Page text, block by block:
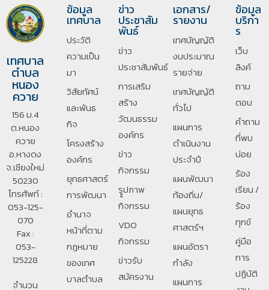
เทศบาล
ตำบล
หนอง
ควาย
156 ม.4
ต.หนอง
ควาย
อ.หางดง
จ.เชียงใหม่
50230
โทรศัพท์ :
053-125-
070
Fax :
053-
125228
จำนวน
ข้อมูล
เทศบาล
ประวัติ
ความเป็น
มา
วิสัยทัศน์
และพันธ
กิจ
โครงสร้าง
องค์กร
ยุทธศาสตร์
การพัฒนา
อํานาจ
หน้าที่ตาม
กฎหมาย
ของเทศ
บาลตําบล
ข่าว
ประชาสัม
พันธ์
ข่าว
ประชาสัมพันธ์
การเสริม
สร้าง
วัฒนธรรม
องค์กร
ข่าว
กิจกรรม
รููปภาพ
กิจกรรม
VDO
กิจกรรม
ข่าวรับ
สมัครงาน
เอกสาร/
รายงาน
เทศบัญญัติ
งบประมาณ
รายจ่าย
เทศบัญญัติ
ทั่วไป
แผนการ
ดำเนินงาน
ประจำปี
แผนพัฒนา
ท้องถิ่น/
แผนยุทธ
ศาสตร์ฯ
แผนอัตรา
กำลัง
แผนการ
ข้อมูล
บริกา
ร
เว็บ
ลิงค์
ถาม
ตอบ
คำถาม
ที่พบ
บ่อย
ร้อง
เรียน /
ร้อง
ทุกข์
คู่มือ
การ
ปฏิบัติ